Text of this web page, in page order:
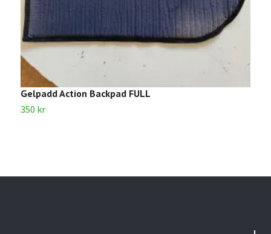
Gelpadd Action Backpad FULL
350 kr